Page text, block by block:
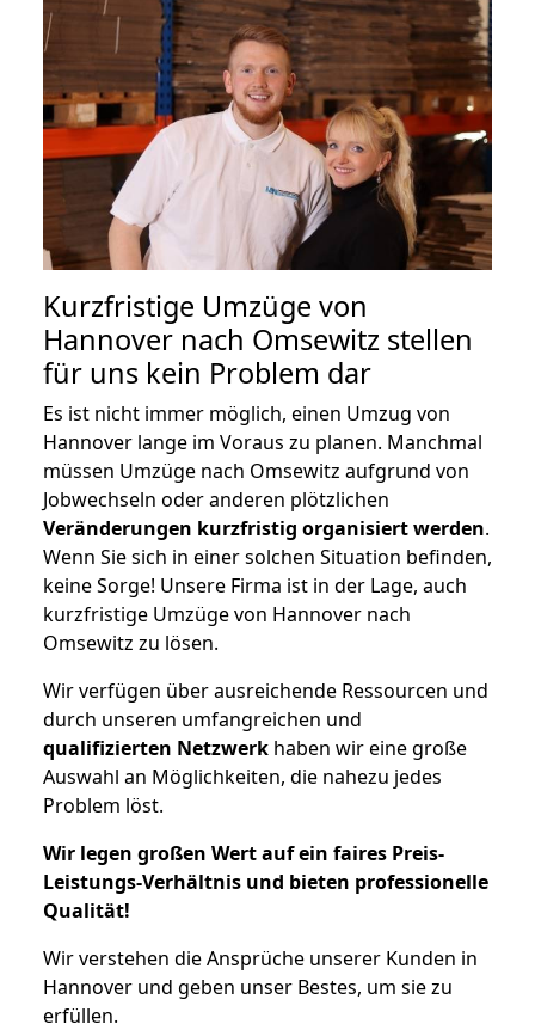
Kurzfristige Umzüge von
Hannover nach Omsewitz stellen
für uns kein Problem dar
Es ist nicht immer möglich, einen Umzug von
Hannover lange im Voraus zu planen. Manchmal
müssen Umzüge nach Omsewitz aufgrund von
Jobwechseln oder anderen plötzlichen
Veränderungen kurzfristig organisiert werden.
Wenn Sie sich in einer solchen Situation befinden,
keine Sorge! Unsere Firma ist in der Lage, auch
kurzfristige Umzüge von Hannover nach
Omsewitz zu lösen.
Wir verfügen über ausreichende Ressourcen und
durch unseren umfangreichen und
qualifizierten Netzwerk haben wir eine große
Auswahl an Möglichkeiten, die nahezu jedes
Problem löst.
Wir legen großen Wert auf ein faires Preis-
Leistungs-Verhältnis und bieten professionelle
Qualität!
Wir verstehen die Ansprüche unserer Kunden in
Hannover und geben unser Bestes, um sie zu
erfüllen.